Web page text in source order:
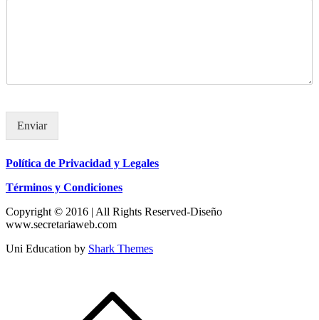
Enviar
Política de Privacidad y Legales
Términos y Condiciones
Copyright © 2016 | All Rights Reserved-Diseño
www.secretariaweb.com
Uni Education by Shark Themes